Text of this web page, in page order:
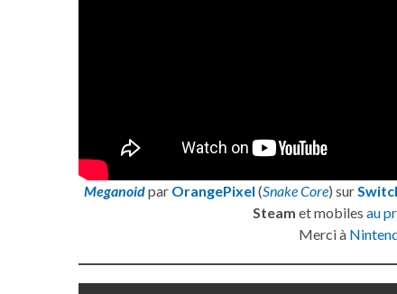
Meganoidpar OrangePixel (Snake Core) sur
Steam et mobiles au
Merci à